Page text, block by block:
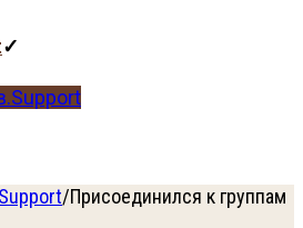
/Присоединился к группам